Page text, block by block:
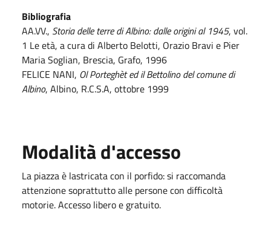
Bibliografia
AA.VV., Storia delle terre di Albino: dalle origini al 1945, vol.
1 Le età, a cura di Alberto Belotti, Orazio Bravi e Pier
Maria Soglian, Brescia, Grafo, 1996
FELICE NANI, Ol Porteghèt ed il Bettolino del comune di
Albino, Albino, R.C.S.A, ottobre 1999
Modalità d'accesso
La piazza è lastricata con il porfido: si raccomanda
attenzione soprattutto alle persone con difficoltà
motorie. Accesso libero e gratuito.